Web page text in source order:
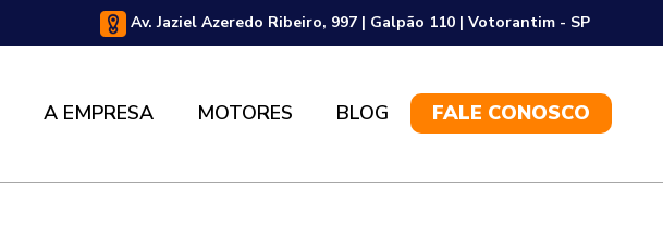
Av. Jaziel Azeredo Ribeiro, 997 | Galpão 110 | Votorantim - SP
A EMPRESA MOTORES BLOG FALE CONOSCO